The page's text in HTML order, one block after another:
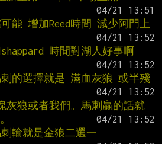
能 增加Reed時間 減少阿門上
時間對湖人好事啊
的選擇就是 滿血灰狼 或半殘
灰狼或者我們。馬刺贏的話就
輸就是金狼二選一